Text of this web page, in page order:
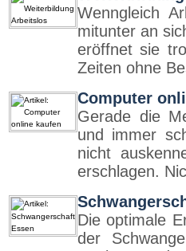
Wenngleich
mitunter an
eröffnet sie
Zeiten ohne
Computer
Gerade die
und immer
nicht
erschlagen.
Die optimale
der